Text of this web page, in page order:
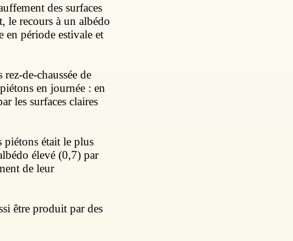
des surfaces
le recours à un albédo
en période estivale et
de-chaussée de
en journée : en
les surfaces claires
piétons était le plus
élevé (0,7) par
de leur
être produit par des